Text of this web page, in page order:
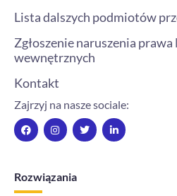
Lista dalszych podmiotów
Zgłoszenie naruszenia
wewnętrznych
Kontakt
Zajrzyj na nasze sociale:
F
a
c
o
k
I
n
s
r
T
w
i
L
i
n
Rozwiązania